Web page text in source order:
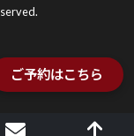
ご予約はこちら